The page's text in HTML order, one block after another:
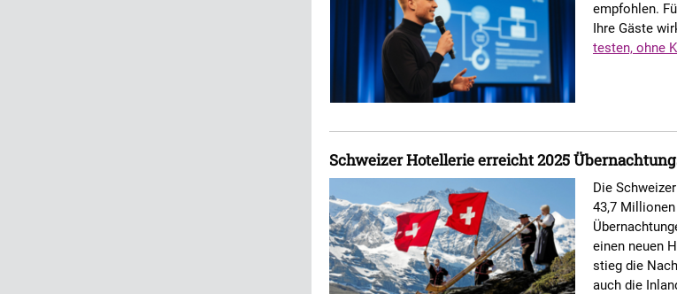
empfohlen.
Ihre Gäste
testen, ohne
Schweizer Hotellerie erreicht 2025
Die
43,7
einen neuen
stieg die
auch die